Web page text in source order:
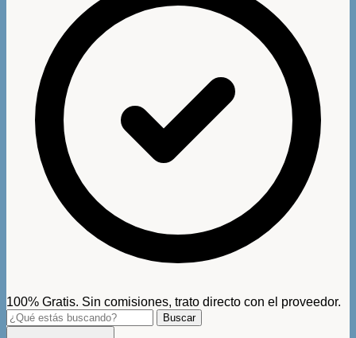
100% Gratis. Sin comisiones, trato directo con el proveedor.
Buscar